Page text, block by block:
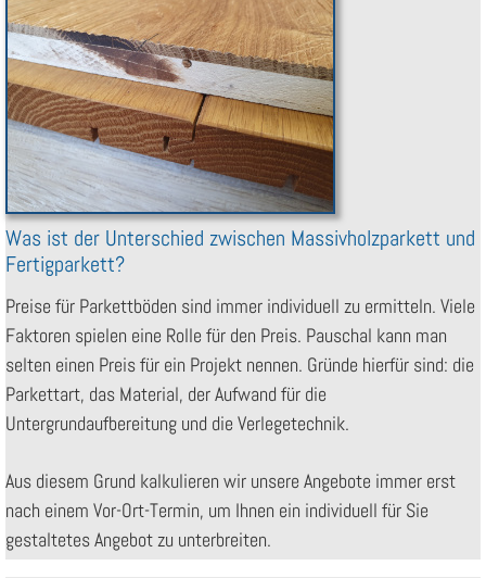
Was ist der Unterschied zwischen Massivholzparkett und
Fertigparkett?
Preise für Parkettböden sind immer individuell zu ermitteln. Viele
Faktoren spielen eine Rolle für den Preis. Pauschal kann man
selten einen Preis für ein Projekt nennen. Gründe hierfür sind: die
Parkettart, das Material, der Aufwand für die
Untergrundaufbereitung und die Verlegetechnik.
Aus diesem Grund kalkulieren wir unsere Angebote immer erst
nach einem Vor-Ort-Termin, um Ihnen ein individuell für Sie
gestaltetes Angebot zu unterbreiten.